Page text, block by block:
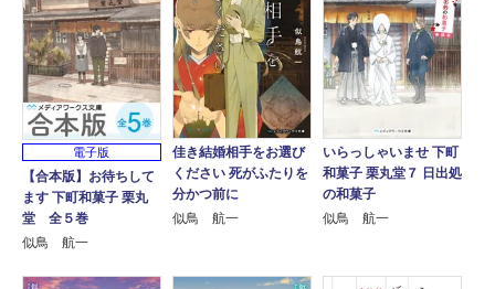
電子版
【合本版】お待ちして
ます 下町和菓子 栗丸
堂 全５巻
似鳥 航一
佳き結婚相手をお選び
ください 死がふたりを
分かつ前に
似鳥 航一
いらっしゃいませ 下町
和菓子 栗丸堂７ 日出処
の和菓子
似鳥 航一